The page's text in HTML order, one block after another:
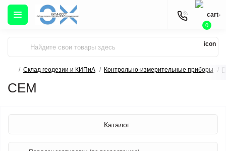
0
Склад геодезии и КИПиА Контрольно-измерительные приборы
CEM
Каталог